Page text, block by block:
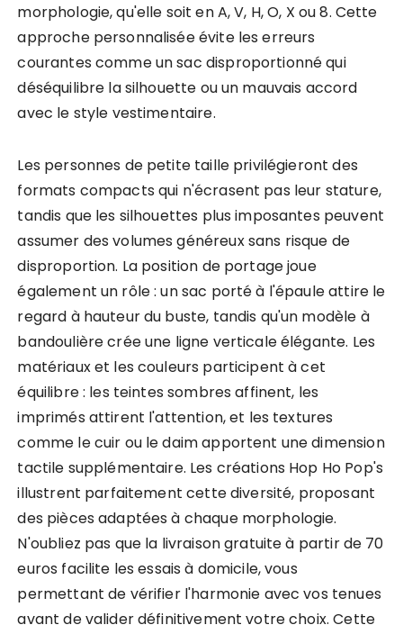
morphologie, qu'elle soit en A, V, H, O, X ou 8. Cette
approche personnalisée évite les erreurs
courantes comme un sac disproportionné qui
déséquilibre la silhouette ou un mauvais accord
avec le style vestimentaire.
Les personnes de petite taille privilégieront des
formats compacts qui n'écrasent pas leur stature,
tandis que les silhouettes plus imposantes peuvent
assumer des volumes généreux sans risque de
disproportion. La position de portage joue
également un rôle : un sac porté à l'épaule attire le
regard à hauteur du buste, tandis qu'un modèle à
bandoulière crée une ligne verticale élégante. Les
matériaux et les couleurs participent à cet
équilibre : les teintes sombres affinent, les
imprimés attirent l'attention, et les textures
comme le cuir ou le daim apportent une dimension
tactile supplémentaire. Les créations Hop Ho Pop's
illustrent parfaitement cette diversité, proposant
des pièces adaptées à chaque morphologie.
N'oubliez pas que la livraison gratuite à partir de 70
euros facilite les essais à domicile, vous
permettant de vérifier l'harmonie avec vos tenues
avant de valider définitivement votre choix. Cette